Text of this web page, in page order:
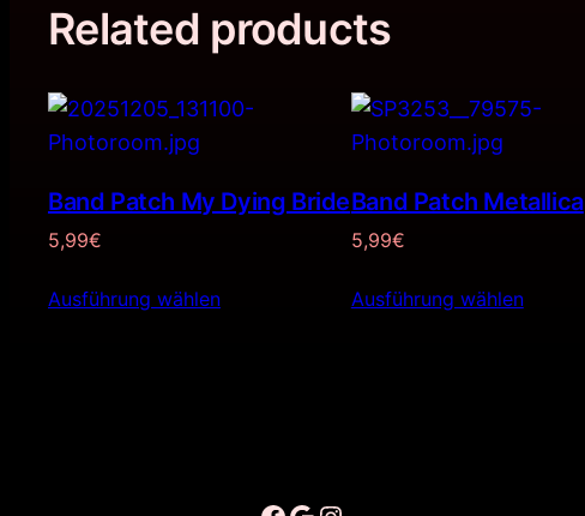
Related products
Band Patch My Dying Bride
5,99€
Ausführung wählen
Band Patch Metallica
5,99€
Ausführung wählen